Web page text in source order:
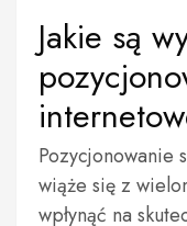
Jakie są
Pozycjonowanie
wiąże się z
wpłynąć na